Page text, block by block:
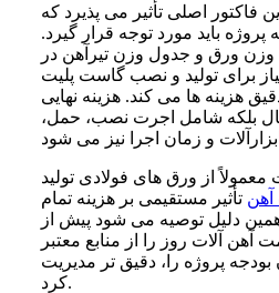
فاکتور اصلی تأثیر می‌ پذیرد که
پروژه باید مورد توجه قرار گیرد.
ورق و جدول وزن تیرآهن در
برای تولید و نصب گاست پلیت
هزینه‌ ها می‌ کند. هزینه نهایی
بلکه شامل اجرت نصب، حمل،
معمولاً از ورق‌ های فولادی تولید
تأثیر مستقیمی بر هزینه تمام‌
دلیل توصیه می‌ شود پیش از
آلات روز را از منابع معتبر
بودجه پروژه را، دقیق‌ تر مدیریت
کرد.